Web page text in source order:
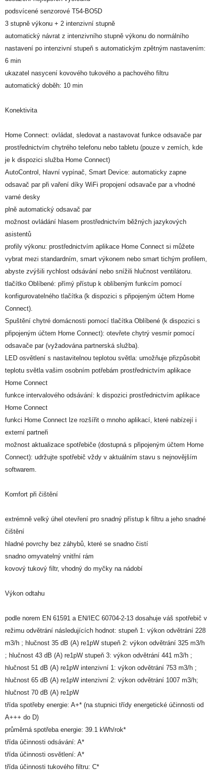
podsvícené senzorové T54-BO5D
3 stupně výkonu + 2 intenzivní stupně
automatický návrat z intenzivního stupně výkonu do normálního
nastavení po intenzivní stupeň s automatickým zpětným nastavením:
6 min
ukazatel nasycení kovového tukového a pachového filtru
automatický doběh: 10 min
Konektivita
Home Connect: ovládat, sledovat a nastavovat funkce odsavače par
prostřednictvím chytrého telefonu nebo tabletu (pouze v zemích, kde
je k dispozici služba Home Connect)
AutoControl, hlavní vypínač, Smart Device: automaticky zapne
odsavač par při vaření díky WiFi propojení odsavače par a vhodné
varné desky
plně automatický odsavač par
možnost ovládání hlasem prostřednictvím běžných jazykových
asistentů
profily výkonu: prostřednictvím aplikace Home Connect si můžete
vybrat mezi standardním, smart výkonem nebo smart tichým profilem,
abyste zvýšili rychlost odsávání nebo snížili hlučnost ventilátoru.
tlačítko Oblíbené: přímý přístup k oblíbeným funkcím pomocí
konfigurovatelného tlačítka (k dispozici s připojeným účtem Home
Connect).
Spuštění chytré domácnosti pomocí tlačítka Oblíbené (k dispozici s
připojeným účtem Home Connect): otevřete chytrý vesmír pomocí
odsavače par (vyžadována partnerská služba).
LED osvětlení s nastavitelnou teplotou světla: umožňuje přizpůsobit
teplotu světla vašim osobním potřebám prostřednictvím aplikace
Home Connect
funkce intervalového odsávání: k dispozici prostřednictvím aplikace
Home Connect
funkci Home Connect lze rozšířit o mnoho aplikací, které nabízejí i
externí partneři
možnost aktualizace spotřebiče (dostupná s připojeným účtem Home
Connect): udržujte spotřebič vždy v aktuálním stavu s nejnovějším
softwarem.
Komfort při čištění
extrémně velký úhel otevření pro snadný přístup k filtru a jeho snadné
čištění
hladné povrchy bez záhybů, které se snadno čistí
snadno omyvatelný vnitřní rám
kovový tukový filtr, vhodný do myčky na nádobí
Výkon odtahu
podle norem EN 61591 a EN/IEC 60704-2-13 dosahuje váš spotřebič v
režimu odvětrání následujících hodnot: stupeň 1: výkon odvětrání 228
m3/h ; hlučnost 35 dB (A) re1pW stupeň 2: výkon odvětrání 325 m3/h
; hlučnost 43 dB (A) re1pW stupeň 3: výkon odvětrání 441 m3/h ;
hlučnost 51 dB (A) re1pW intenzivní 1: výkon odvětrání 753 m3/h ;
hlučnost 65 dB (A) re1pW intenzivní 2: výkon odvětrání 1007 m3/h;
hlučnost 70 dB (A) re1pW
třída spotřeby energie: A+* (na stupnici třídy energetické účinnosti od
A+++ do D)
průměrná spotřeba energie: 39.1 kWh/rok*
třída účinnosti odsávání: A*
třída účinnosti osvětlení: A*
třída účinnosti tukového filtru: C*